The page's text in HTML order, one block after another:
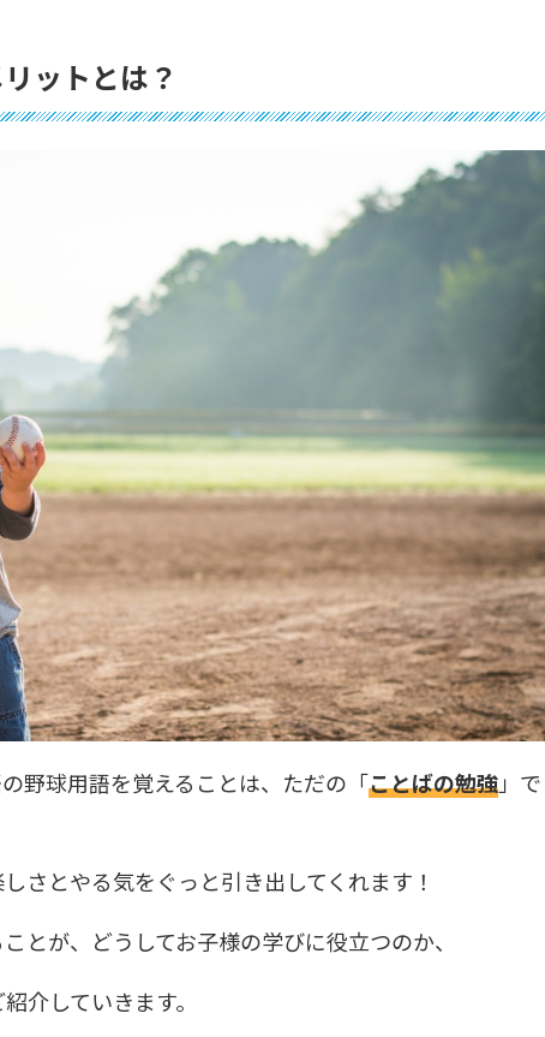
ットとは？
野球用語を覚えることは、ただの「ことばの勉強」で
さとやる気をぐっと引き出してくれます！
とが、どうしてお子様の学びに役立つのか、
介していきます。